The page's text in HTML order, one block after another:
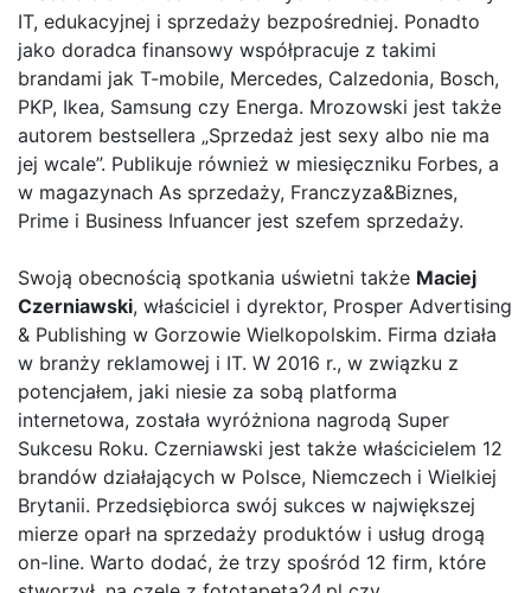
IT, edukacyjnej i sprzedaży bezpośredniej. Ponadto
jako doradca finansowy współpracuje z takimi
brandami jak T-mobile, Mercedes, Calzedonia, Bosch,
PKP, Ikea, Samsung czy Energa. Mrozowski jest także
autorem bestsellera „Sprzedaż jest sexy albo nie ma
jej wcale”. Publikuje również w miesięczniku Forbes, a
w magazynach As sprzedaży, Franczyza&Biznes,
Prime i Business Infuancer jest szefem sprzedaży.
Swoją obecnością spotkania uświetni także Maciej
Czerniawski, właściciel i dyrektor, Prosper Advertising
& Publishing w Gorzowie Wielkopolskim. Firma działa
w branży reklamowej i IT. W 2016 r., w związku z
potencjałem, jaki niesie za sobą platforma
internetowa, została wyróżniona nagrodą Super
Sukcesu Roku. Czerniawski jest także właścicielem 12
brandów działających w Polsce, Niemczech i Wielkiej
Brytanii. Przedsiębiorca swój sukces w największej
mierze oparł na sprzedaży produktów i usług drogą
on-line. Warto dodać, że trzy spośród 12 firm, które